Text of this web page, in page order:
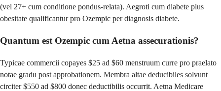
(vel 27+ cum conditione pondus-relata). Aegroti cum diabete plus
obesitate qualificantur pro Ozempic per diagnosis diabete.
Quantum est Ozempic cum Aetna assecurationis?
Typicae commercii copayes $25 ad $60 menstruum curre pro praelato
notae gradu post approbationem. Membra altae deducibiles solvunt
circiter $550 ad $800 donec deductibilis occurrit. Aetna Medicare